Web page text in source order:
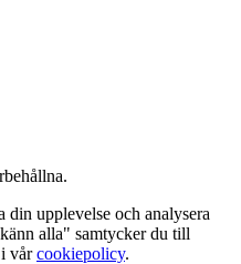
upplevelse och analysera
alla" samtycker du till
vårcookiepolicy.